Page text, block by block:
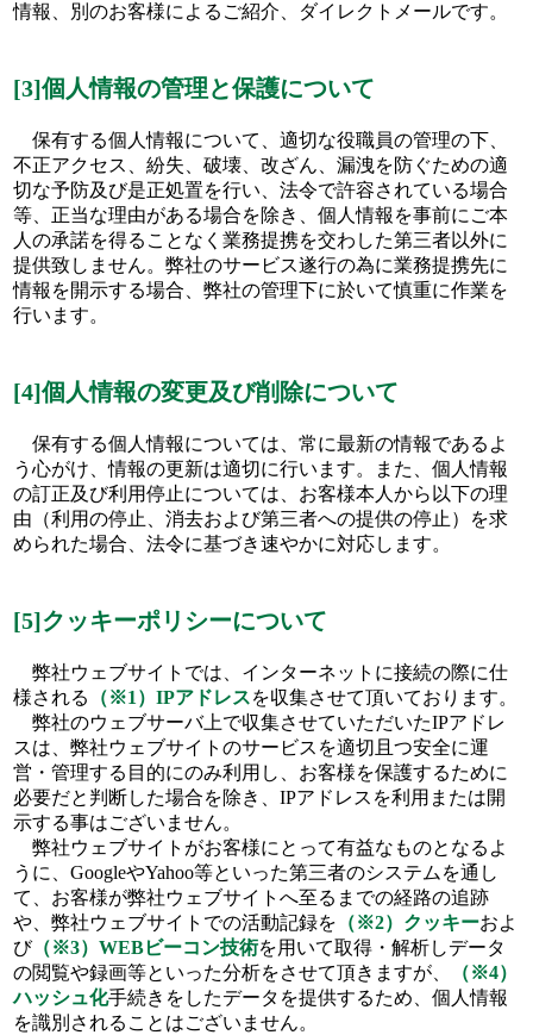
情報、別のお客様によるご紹介、ダイレクトメールです。
[3]個人情報の管理と保護について
保有する個人情報について、適切な役職員の管理の下、
不正アクセス、紛失、破壊、改ざん、漏洩を防ぐための適
切な予防及び是正処置を行い、法令で許容されている場合
等、正当な理由がある場合を除き、個人情報を事前にご本
人の承諾を得ることなく業務提携を交わした第三者以外に
提供致しません。弊社のサービス遂行の為に業務提携先に
情報を開示する場合、弊社の管理下に於いて慎重に作業を
行います。
[4]個人情報の変更及び削除について
保有する個人情報については、常に最新の情報であるよ
う心がけ、情報の更新は適切に行います。また、個人情報
の訂正及び利用停止については、お客様本人から以下の理
由（利用の停止、消去および第三者への提供の停止）を求
められた場合、法令に基づき速やかに対応します。
[5]クッキーポリシーについて
弊社ウェブサイトでは、インターネットに接続の際に仕
様される
（※1）IPアドレスを収集させて頂いております。
弊社のウェブサーバ上で収集させていただいたIPアドレ
スは、弊社ウェブサイトのサービスを適切且つ安全に運
営・管理する目的にのみ利用し、お客様を保護するために
必要だと判断した場合を除き、IPアドレスを利用または開
示する事はございません。
弊社ウェブサイトがお客様にとって有益なものとなるよ
うに、GoogleやYahoo等といった第三者のシステムを通し
て、お客様が弊社ウェブサイトへ至るまでの経路の追跡
や、弊社ウェブサイトでの活動記録を （※2）クッキーおよ
び（※3）WEBビーコン技術を用いて取得・解析しデータ
の閲覧や録画等といった分析をさせて頂きますが、
（※4）
ハッシュ化手続きをしたデータを提供するため、個人情報
を識別されることはございません。